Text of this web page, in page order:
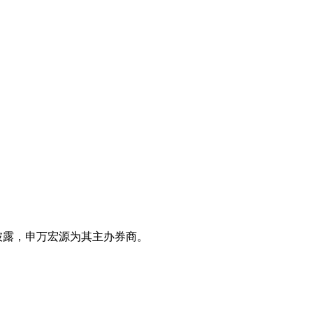
，申万宏源为其主办券商。